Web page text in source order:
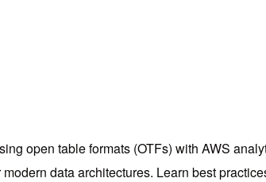
open table formats (OTFs) with AWS
data architectures. Learn best